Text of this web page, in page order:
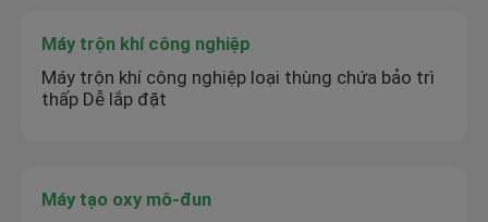
Máy trộn khí công nghiệp
Máy trộn khí công nghiệp loại thùng chứa bảo trì
thấp Dễ lắp đặt
Máy tạo oxy mô-đun